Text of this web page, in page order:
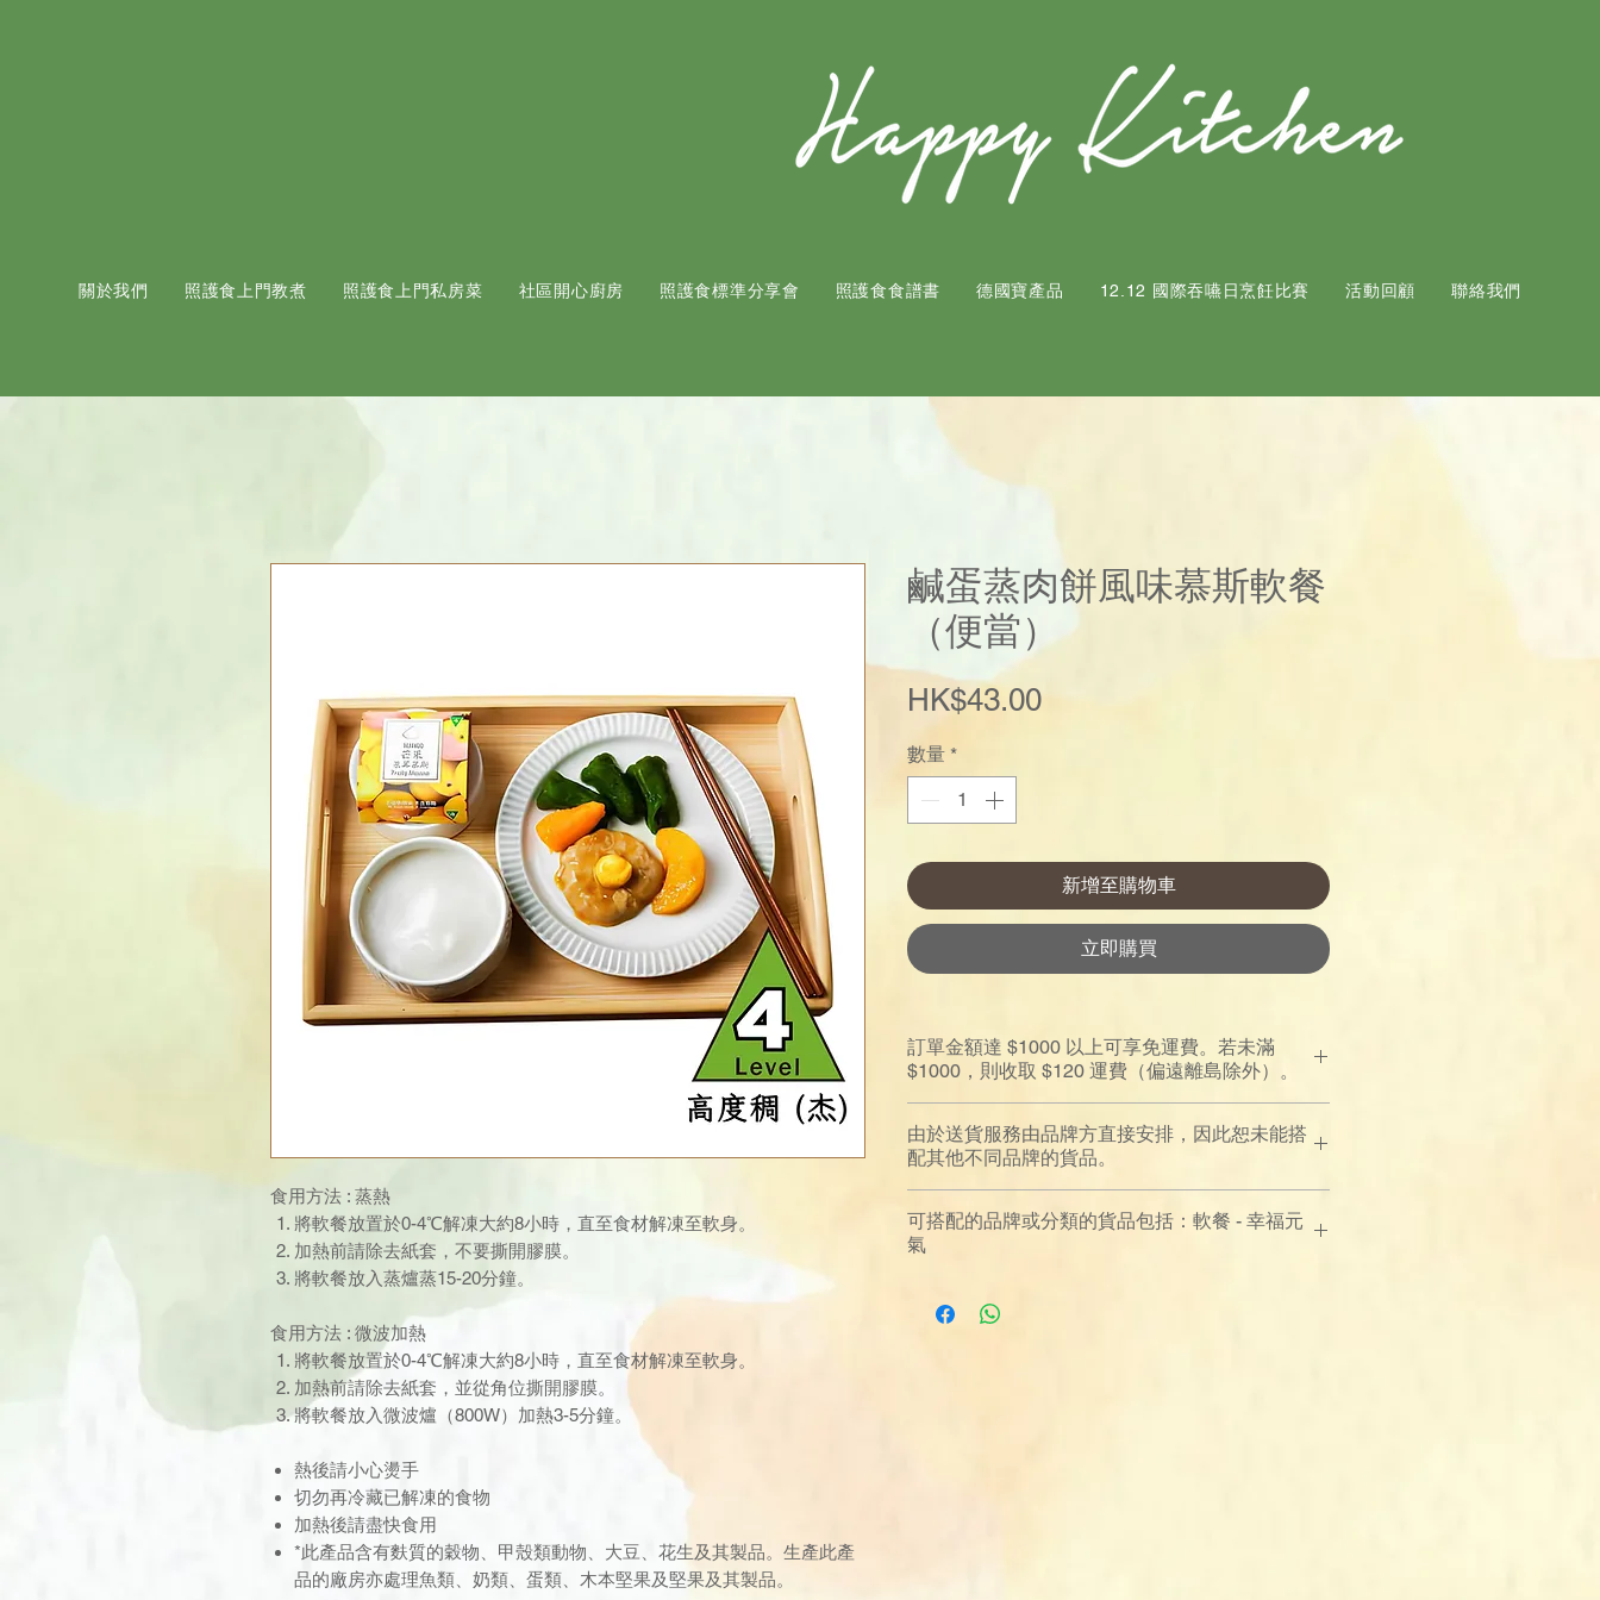
關於我們 照護食上門教煮 照護食上門私房菜 社區開心廚房 照護食標準分享會 照護食食譜書 ​德國寶產品 12.12 國際吞嚥日烹飪比賽 活動回顧 聯絡我們
食用方法 : 蒸熱
將軟餐放置於0-4℃解凍大約8小時，直至食材解凍至軟身。
加熱前請除去紙套，不要撕開膠膜。
將軟餐放入蒸爐蒸15-20分鐘。
食用方法 : 微波加熱
將軟餐放置於0-4℃解凍大約8小時，直至食材解凍至軟身。
加熱前請除去紙套，並從角位撕開膠膜。
將軟餐放入微波爐（800W）加熱3-5分鐘。
熱後請小心燙手
切勿再冷藏已解凍的食物
加熱後請盡快食用
*此產品含有麩質的穀物、甲殼類動物、大豆、花生及其製品。生產此產
品的廠房亦處理魚類、奶類、蛋類、木本堅果及堅果及其製品。
鹹蛋蒸肉餅風味慕斯軟餐
（便當）
HK$43.00價
數量 *
新增至購物車
立即購買
訂單金額達 $1000 以上可享免運費。若未滿
$1000，則收取 $120 運費（偏遠離島除外）。
由於送貨服務由品牌方直接安排，因此恕未能搭
配其他不同品牌的貨品。
可搭配的品牌或分類的貨品包括：軟餐 - 幸福元
氣